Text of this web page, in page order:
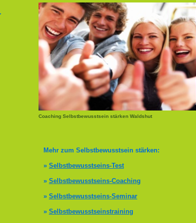
Coaching Selbstbewusstsein stärken Waldshut
Mehr zum Selbstbewusstsein stärken:
» Selbstbewusstseins-Test
» Selbstbewusstseins-Coaching
» Selbstbewusstseins-Seminar
» Selbstbewusstseinstraining